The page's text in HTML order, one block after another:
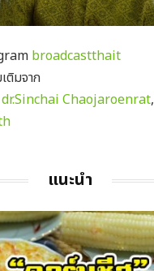
broadcastthait
ติมจาก
dr.Sinchai Chaojaroenrat,
แนะนำ